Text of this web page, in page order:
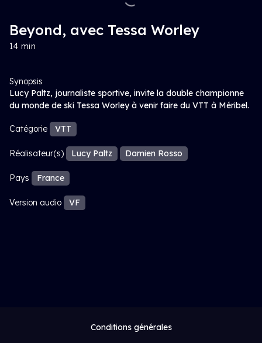
Beyond, avec Tessa Worley
14 min
Synopsis
Lucy Paltz, journaliste sportive, invite la double championne
du monde de ski Tessa Worley à venir faire du VTT à Méribel.
Catégorie VTT
Réalisateur(s) Lucy Paltz Damien Rosso
Pays France
Version audio VF
Conditions générales